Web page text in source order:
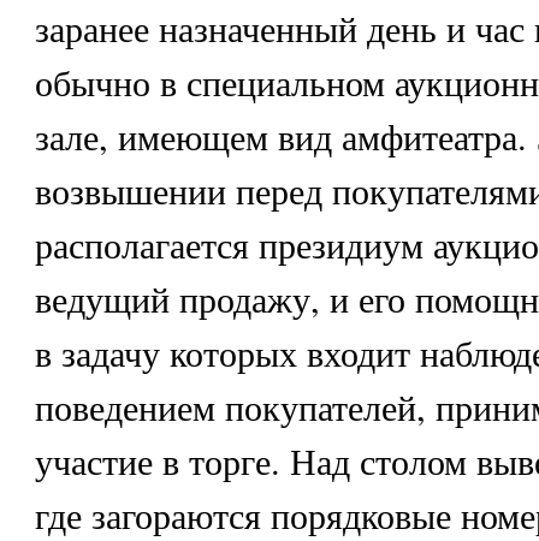
заранее назначенный день и
обычно в специальном
зале, имеющем вид амфитеатра.
возвышении перед
располагается президиум
ведущий продажу, и его
в задачу которых входит
поведением покупателей,
участие в торге. Над столом
где загораются порядковые